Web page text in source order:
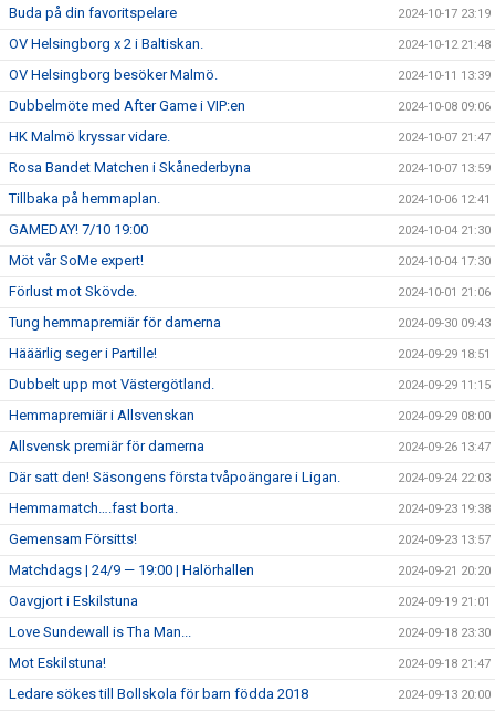
Buda på din favoritspelare 2024-10-17 23:19
OV Helsingborg x 2 i Baltiskan. 2024-10-12 21:48
OV Helsingborg besöker Malmö. 2024-10-11 13:39
Dubbelmöte med After Game i VIP:en 2024-10-08 09:06
HK Malmö kryssar vidare. 2024-10-07 21:47
Rosa Bandet Matchen i Skånederbyna 2024-10-07 13:59
Tillbaka på hemmaplan. 2024-10-06 12:41
GAMEDAY! 7/10 19:00 2024-10-04 21:30
Möt vår SoMe expert! 2024-10-04 17:30
Förlust mot Skövde. 2024-10-01 21:06
Tung hemmapremiär för damerna 2024-09-30 09:43
Hääärlig seger i Partille! 2024-09-29 18:51
Dubbelt upp mot Västergötland. 2024-09-29 11:15
Hemmapremiär i Allsvenskan 2024-09-29 08:00
Allsvensk premiär för damerna 2024-09-26 13:47
Där satt den! Säsongens första tvåpoängare i Ligan. 2024-09-24 22:03
Hemmamatch….fast borta. 2024-09-23 19:38
Gemensam Försitts! 2024-09-23 13:57
Matchdags | 24/9 — 19:00 | Halörhallen 2024-09-21 20:20
Oavgjort i Eskilstuna 2024-09-19 21:01
Love Sundewall is Tha Man... 2024-09-18 23:30
Mot Eskilstuna! 2024-09-18 21:47
Ledare sökes till Bollskola för barn födda 2018 2024-09-13 20:00